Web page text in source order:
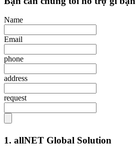
Name
Email
phone
address
request
1. allNET Global Solution